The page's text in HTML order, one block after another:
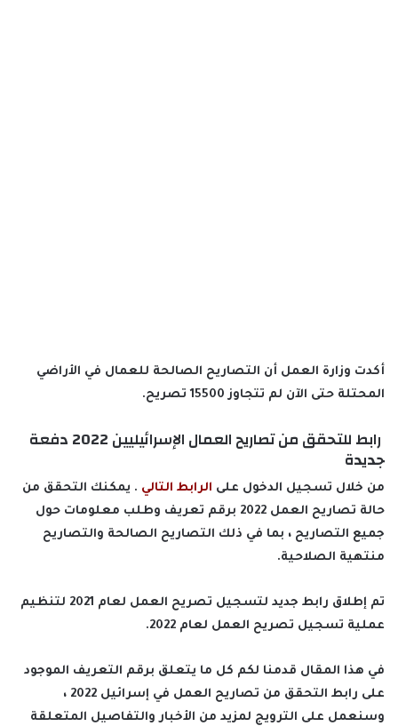
أكدت وزارة العمل أن التصاريح الصالحة للعمال في الأراضي
المحتلة حتى الآن لم تتجاوز 15500 تصريح.
رابط للتحقق من تصاريح العمال الإسرائيليين 2022 دفعة
جديدة
من خلال تسجيل الدخول على الرابط التالي . يمكنك التحقق من
حالة تصاريح العمل 2022 برقم تعريف وطلب معلومات حول
جميع التصاريح ، بما في ذلك التصاريح الصالحة والتصاريح
منتهية الصلاحية.
تم إطلاق رابط جديد لتسجيل تصريح العمل لعام 2021 لتنظيم
عملية تسجيل تصريح العمل لعام 2022.
في هذا المقال قدمنا لكم كل ما يتعلق برقم التعريف الموجود
على رابط التحقق من تصاريح العمل في إسرائيل 2022 ،
وسنعمل على الترويج لمزيد من الأخبار والتفاصيل المتعلقة